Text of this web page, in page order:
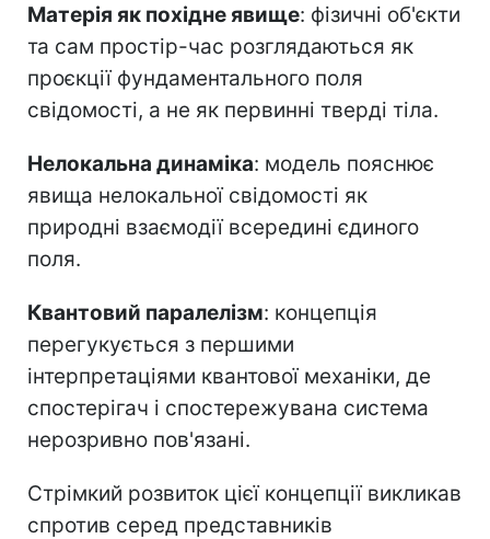
Матерія як похідне явище: фізичні об'єкти
та сам простір-час розглядаються як
проєкції фундаментального поля
свідомості, а не як первинні тверді тіла.
Нелокальна динаміка: модель пояснює
явища нелокальної свідомості як
природні взаємодії всередині єдиного
поля.
Квантовий паралелізм: концепція
перегукується з першими
інтерпретаціями квантової механіки, де
спостерігач і спостережувана система
нерозривно пов'язані.
Стрімкий розвиток цієї концепції викликав
спротив серед представників